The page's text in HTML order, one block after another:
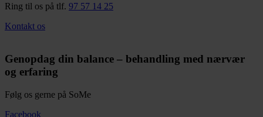
Ring til os på tlf. 97 57 14 25
Kontakt os
Genopdag din balance – behandling med nærvær
og erfaring
Følg os gerne på SoMe
Facebook